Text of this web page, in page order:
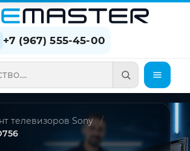
+7 (967) 555-45-00
телевизоров Sony